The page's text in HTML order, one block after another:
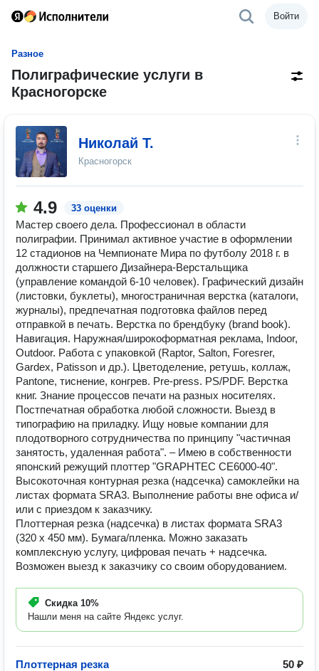
Войти
Разное
Полиграфические услуги в
Красногорске
Николай Т.
Красногорск
4.9 33 оценки
Мастер своего дела. Профессионал в области
полиграфии. Принимал активное участие в оформлении
12 стадионов на Чемпионате Мира по футболу 2018 г. в
должности старшего Дизайнера-Верстальщика
(управление командой 6-10 человек). Графический дизайн
(листовки, буклеты), многостраничная верстка (каталоги,
журналы), предпечатная подготовка файлов перед
отправкой в печать. Верстка по брендбуку (brand book).
Навигация. Наружная/широкоформатная реклама, Indoor,
Outdoor. Работа с упаковкой (Raptor, Salton, Foresrer,
Gardex, Patisson и др.). Цветоделение, ретушь, коллаж,
Pantone, тиснение, конгрев. Pre-press. PS/PDF. Верстка
книг. Знание процессов печати на разных носителях.
Постпечатная обработка любой сложности. Выезд в
типографию на приладку. Ищу новые компании для
плодотворного сотрудничества по принципу "частичная
занятость, удаленная работа". – Имею в собственности
японский режущий плоттер "GRAPHTEC CE6000-40".
Высокоточная контурная резка (надсечка) самоклейки на
листах формата SRA3. Выполнение работы вне офиса и/
или с приездом к заказчику.
Плоттерная резка (надсечка) в листах формата SRA3
(320 x 450 мм). Бумага/пленка. Можно заказать
комплексную услугу, цифровая печать + надсечка.
Возможен выезд к заказчику со своим оборудованием.
Скидка 10%
Нашли меня на сайте Яндекс услуг.
Плоттерная резка
50 ₽